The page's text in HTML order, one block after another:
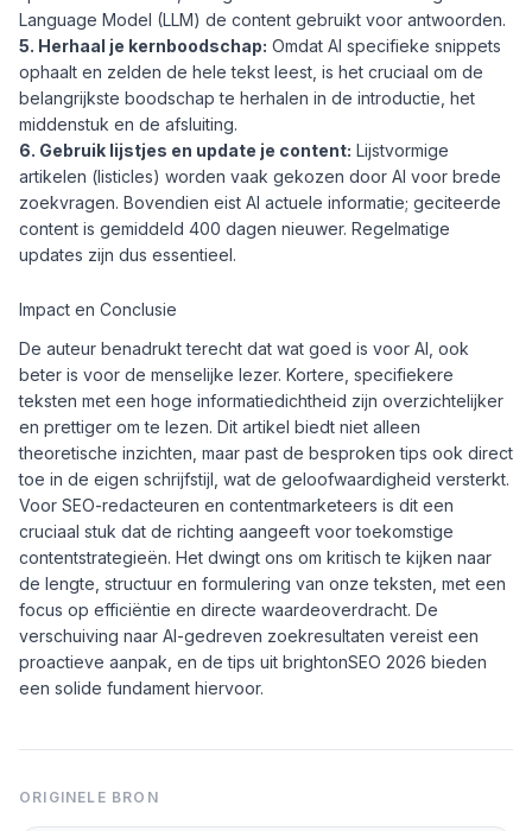
Language Model (LLM) de content gebruikt voor antwoorden.
5. Herhaal je kernboodschap: Omdat AI specifieke snippets
ophaalt en zelden de hele tekst leest, is het cruciaal om de
belangrijkste boodschap te herhalen in de introductie, het
middenstuk en de afsluiting.
6. Gebruik lijstjes en update je content: Lijstvormige
artikelen (listicles) worden vaak gekozen door AI voor brede
zoekvragen. Bovendien eist AI actuele informatie; geciteerde
content is gemiddeld 400 dagen nieuwer. Regelmatige
updates zijn dus essentieel.
Impact en Conclusie
De auteur benadrukt terecht dat wat goed is voor AI, ook
beter is voor de menselijke lezer. Kortere, specifiekere
teksten met een hoge informatiedichtheid zijn overzichtelijker
en prettiger om te lezen. Dit artikel biedt niet alleen
theoretische inzichten, maar past de besproken tips ook direct
toe in de eigen schrijfstijl, wat de geloofwaardigheid versterkt.
Voor SEO-redacteuren en contentmarketeers is dit een
cruciaal stuk dat de richting aangeeft voor toekomstige
contentstrategieën. Het dwingt ons om kritisch te kijken naar
de lengte, structuur en formulering van onze teksten, met een
focus op efficiëntie en directe waardeoverdracht. De
verschuiving naar AI-gedreven zoekresultaten vereist een
proactieve aanpak, en de tips uit brightonSEO 2026 bieden
een solide fundament hiervoor.
ORIGINELE BRON